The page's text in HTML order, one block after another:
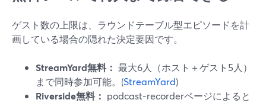
ゲスト数の上限は、ラウンドテーブル型エピソードを計
画している場合の隠れた決定要因です。
StreamYard無料： 最大6人（ホスト＋ゲスト5人）
まで同時参加可能。(StreamYard)
Riverside無料： podcast-recorderページによると